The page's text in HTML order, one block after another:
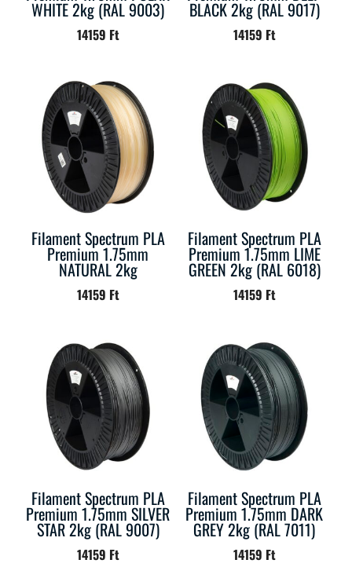
WHITE 2kg (RAL 9003)
14159 Ft
BLACK 2kg (RAL 9017)
14159 Ft
Filament Spectrum PLA
Premium 1.75mm
NATURAL 2kg
14159 Ft
Filament Spectrum PLA
Premium 1.75mm LIME
GREEN 2kg (RAL 6018)
14159 Ft
Filament Spectrum PLA
Premium 1.75mm SILVER
STAR 2kg (RAL 9007)
14159 Ft
Filament Spectrum PLA
Premium 1.75mm DARK
GREY 2kg (RAL 7011)
14159 Ft